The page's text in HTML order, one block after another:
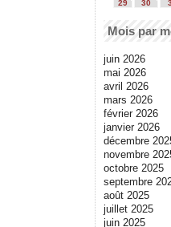
29
30
Mois par
juin 2026
mai 2026
avril 2026
mars 2026
février 2026
janvier 2026
décembre
novembre
octobre 2025
septembre
août 2025
juillet 2025
juin 2025